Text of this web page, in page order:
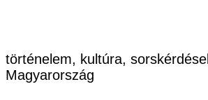
történelem, kultúra,
Magyarország